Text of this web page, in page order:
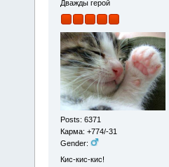
Дважды герой
Posts: 6371
Карма: +774/-31
Gender:
Кис-кис-кис!